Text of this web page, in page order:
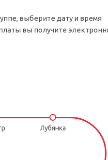
выберите дату и время
вы получите
Лубянка